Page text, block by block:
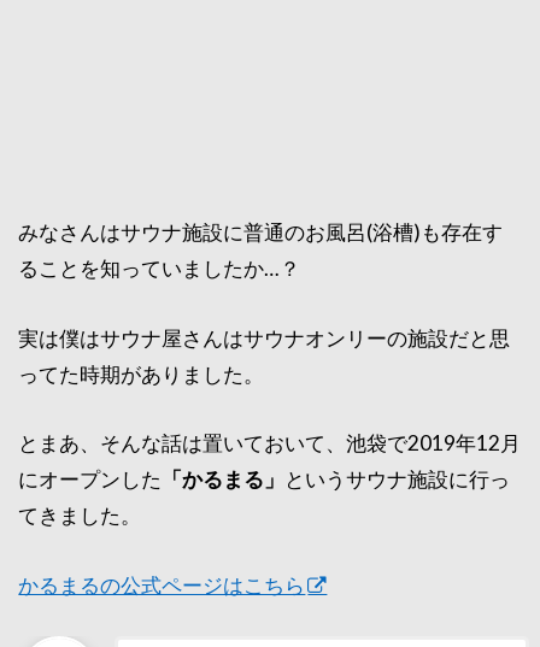
みなさんはサウナ施設に普通のお風呂(浴槽)も存在す
ることを知っていましたか…？
実は僕はサウナ屋さんはサウナオンリーの施設だと思
ってた時期がありました。
とまあ、そんな話は置いておいて、池袋で2019年12月
にオープンした 「かるまる」 というサウナ施設に行っ
てきました。
かるまるの公式ページはこちら